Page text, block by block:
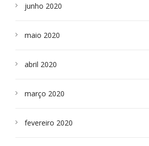
junho 2020
maio 2020
abril 2020
março 2020
fevereiro 2020